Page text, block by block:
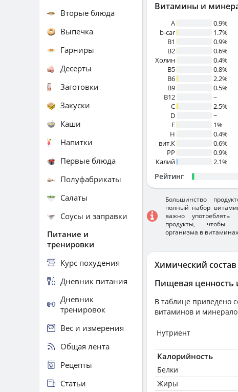
Химический
Пищевая ценность
В таблице приведено
витаминов и
Нутриент
Калорийность
Белки
Жиры
Витамины и
A
0.9%
b-car
1.7%
В1
0.9%
B2
0.6%
Холин
0.4%
B5
0.8%
B6
2.2%
B9
0.5%
B12
~
C
2.5%
D
~
E
1%
H
0.4%
вит.К
0.6%
PP
0.9%
Калий
2.1%
Рейтинг
Большинство
полный набор
важно
продукты, чтобы
организма в
Вторые блюда
Выпечка
Гарниры
Десерты
Заготовки
Закуски
Каши
Напитки
Первые блюда
Полуфабрикаты
Салаты
Соусы и заправки
Питание и
тренировки
Курс похудения
Дневник питания
Дневник
тренировок
Вес и измерения
Общая лента
Рецепты
Статьи